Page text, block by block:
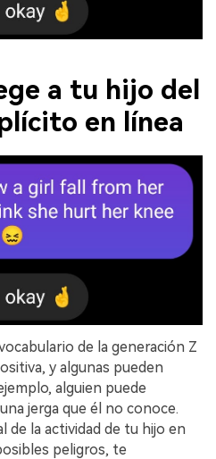
a tu hijo del
en línea
de la generación Z
y algunas pueden
alguien puede
jerga que él no conoce.
la actividad de tu hijo en
peligros, te